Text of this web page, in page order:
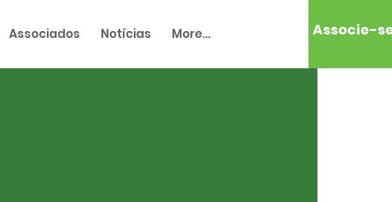
Associados Notícias More... Associe-